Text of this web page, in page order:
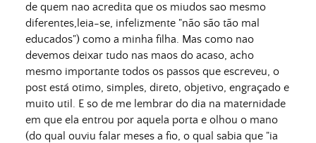
de quem nao acredita que os miudos sao mesmo
diferentes,leia-se, infelizmente "não são tão mal
educados") como a minha filha. Mas como nao
devemos deixar tudo nas maos do acaso, acho
mesmo importante todos os passos que escreveu, o
post está otimo, simples, direto, objetivo, engraçado e
muito util. E so de me lembrar do dia na maternidade
em que ela entrou por aquela porta e olhou o mano
(do qual ouviu falar meses a fio, o qual sabia que "ia